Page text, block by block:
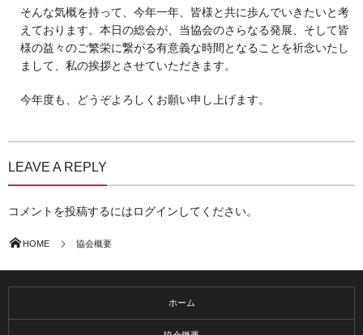
そんな気概を持って、今年一年、皆様と共に歩んでいきたいと考
えております。本日の総会が、当協会のさらなる発展、そして皆
様の益々のご繁栄に繋がる有意義な時間となることを祈念いたし
まして、私の挨拶とさせていただきます。
今年度も、どうぞよろしくお願い申し上げます。
LEAVE A REPLY
コメントを投稿するにはログイン してください。
HOME 協会概要
ホーム